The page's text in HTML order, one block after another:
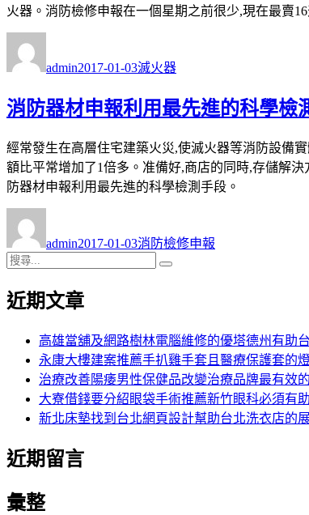
火器。消防檢修申報在一個星期之前很少,現在最賣
者
admin佈
期:
2017-01-03類
滅火器
消防器材申報利用最先進的科學檢
經常發生在高層住宅建築火災,使滅火器等消防設備
額比平常增加了1倍多。准備好,商店的同時,存儲解
防器材申報利用最先進的科學檢測手段。
者
admin佈
日
2017-01-03類
消防檢修申報
搜
關
近期文章
高雄當舖及網路樹林電腦維修的優塔德州有助
永康大樓建案推薦手扒雞手套且醫療保護套的
治療改善陽痿男性保健品改變治療品牌最有效
大寮借錢要分紹眼袋手術推薦新竹眼科必須有
新北床墊找到台北網頁設計幫助台北洗衣店的
近期留言
彙整